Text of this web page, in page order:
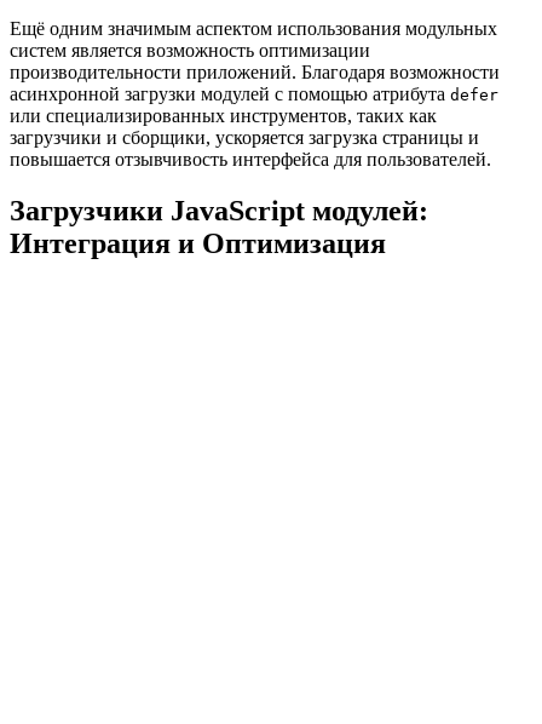
Ещё одним значимым аспектом использования модульных
систем является возможность оптимизации
производительности приложений. Благодаря возможности
асинхронной загрузки модулей с помощью атрибута defer
или специализированных инструментов, таких как
загрузчики и сборщики, ускоряется загрузка страницы и
повышается отзывчивость интерфейса для пользователей.
Загрузчики JavaScript модулей:
Интеграция и Оптимизация